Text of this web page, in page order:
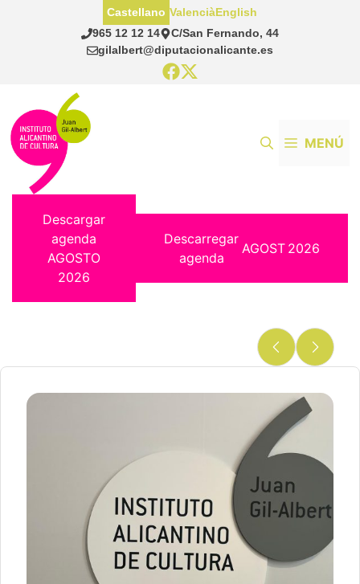
965 12 12 14
C/San Fernando, 44
gilalbert@diputacionalicante.es
Castellano ValenciàEnglish
MENÚ
Descargar
agenda
AGOSTO
2026
Descarregar
agenda
AGOST 2026